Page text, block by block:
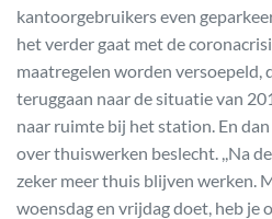
kantoorgebruikers even
het verder gaat met de
maatregelen worden versoepeld,
teruggaan naar de situatie van
naar ruimte bij het station. En
over thuiswerken beslecht. ,,Na
zeker meer thuis blijven werken.
woensdag en vrijdag doet, heb je